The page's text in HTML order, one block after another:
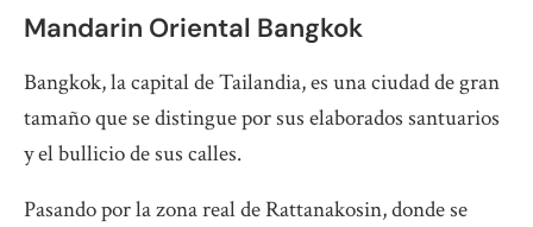
Mandarin Oriental Bangkok
Bangkok, la capital de Tailandia, es una ciudad de gran
tamaño que se distingue por sus elaborados santuarios
y el bullicio de sus calles.
Pasando por la zona real de Rattanakosin, donde se